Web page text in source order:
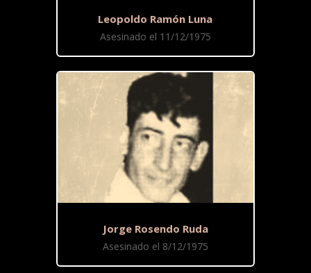
Leopoldo Ramón Luna
Asesinado el 11/12/1975
Jorge Rosendo Ruda
Asesinado el 8/12/1975